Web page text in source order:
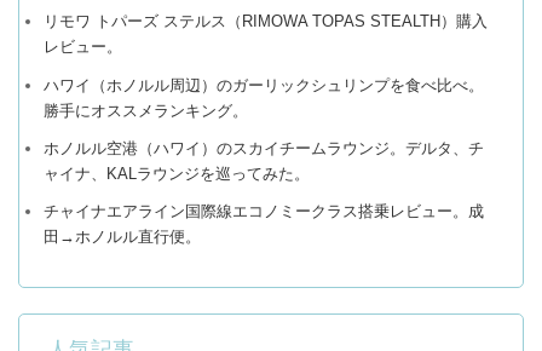
リモワ トパーズ ステルス（RIMOWA TOPAS STEALTH）購入
レビュー。
ハワイ（ホノルル周辺）のガーリックシュリンプを食べ比べ。
勝手にオススメランキング。
ホノルル空港（ハワイ）のスカイチームラウンジ。デルタ、チ
ャイナ、KALラウンジを巡ってみた。
チャイナエアライン国際線エコノミークラス搭乗レビュー。成
田→ホノルル直行便。